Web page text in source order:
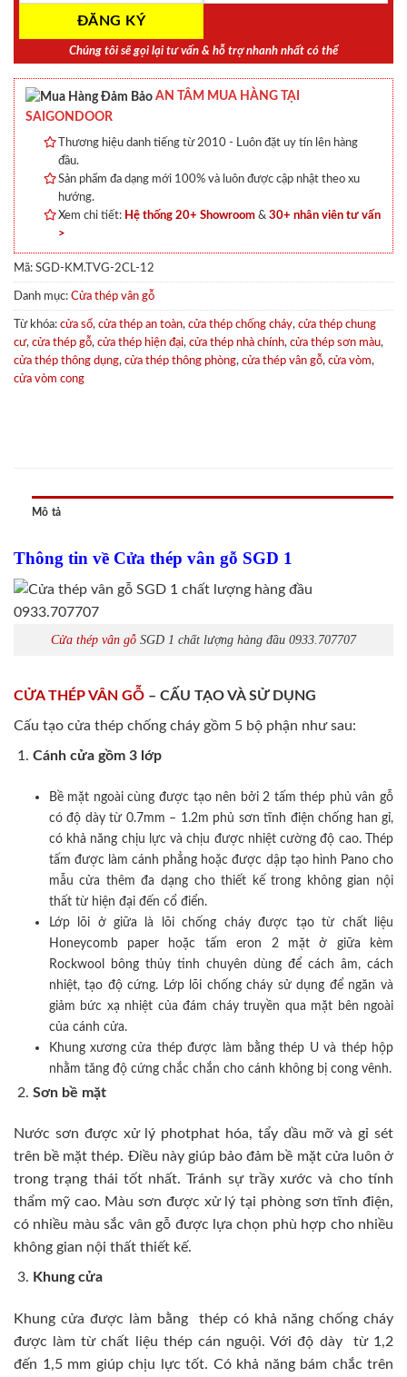
Chúng tôi sẽ gọi lại tư vấn & hỗ trợ nhanh nhất có thể
AN TÂM MUA HÀNG TẠI
SAIGONDOOR
Thương hiệu danh tiếng từ 2010 - Luôn đặt uy tín lên hàng
đầu.
Sản phẩm đa dạng mới 100% và luôn được cập nhật theo xu
hướng.
Xem chi tiết: Hệ thống 20+ Showroom & 30+ nhân viên tư vấn
>
Mã: SGD-KM.TVG-2CL-12
Danh mục: Cửa thép vân gỗ
Từ khóa: cửa sổ, cửa thép an toàn, cửa thép chống cháy, cửa thép chung
cư, cửa thép gỗ, cửa thép hiện đại, cửa thép nhà chính, cửa thép sơn màu,
cửa thép thông dụng, cửa thép thông phòng, cửa thép vân gỗ, cửa vòm,
cửa vòm cong
Mô tả
Thông tin về Cửa thép vân gỗ SGD 1
Cửa thép vân gỗ SGD 1 chất lượng hàng đầu 0933.707707
CỬA THÉP VÂN GỖ – CẤU TẠO VÀ SỬ DỤNG
Cấu tạo cửa thép chống cháy gồm 5 bộ phận như sau:
Cánh cửa gồm 3 lớp
Bề mặt ngoài cùng được tạo nên bởi 2 tấm thép phủ vân gỗ
có độ dày từ 0.7mm – 1.2m phủ sơn tĩnh điện chống han gỉ,
có khả năng chịu lực và chịu được nhiệt cường độ cao. Thép
tấm được làm cánh phẳng hoặc được dập tạo hình Pano cho
mẫu cửa thêm đa dạng cho thiết kế trong không gian nội
thất từ hiện đại đến cổ điển.
Lớp lõi ở giữa là lõi chống cháy được tạo từ chất liệu
Honeycomb paper hoặc tấm eron 2 mặt ở giữa kèm
Rockwool bông thủy tinh chuyên dùng để cách âm, cách
nhiệt, tạo độ cứng. Lớp lõi chống cháy sử dụng để ngăn và
giảm bức xạ nhiệt của đám cháy truyền qua mặt bên ngoài
của cánh cửa.
Khung xương cửa thép được làm bằng thép U và thép hộp
nhằm tăng độ cứng chắc chắn cho cánh không bị cong vênh.
Sơn bề mặt
Nước sơn được xử lý photphat hóa, tẩy dầu mỡ và gỉ sét
trên bề mặt thép. Điều này giúp bảo đảm bề mặt cửa luôn ở
trong trạng thái tốt nhất. Tránh sự trầy xước và cho tính
thẩm mỹ cao. Màu sơn được xử lý tại phòng sơn tĩnh điện,
có nhiều màu sắc vân gỗ được lựa chọn phù hợp cho nhiều
không gian nội thất thiết kế.
Khung cửa
Khung cửa được làm bằng thép có khả năng chống cháy
được làm từ chất liệu thép cán nguội. Với độ dày từ 1,2
đến 1,5 mm giúp chịu lực tốt. Có khả năng bám chắc trên